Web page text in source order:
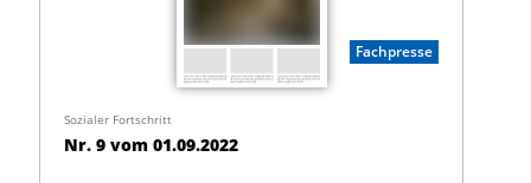
Fachpresse
Sozialer Fortschritt
Nr. 9 vom 01.09.2022